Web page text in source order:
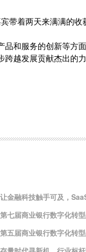
带着两天来满满的
和服务的创新等方
越发展贡献杰出的力
让金融科技触手可及，